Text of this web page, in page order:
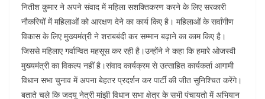
नितीश कुमार ने अपने संवाद में महिला सशक्तिकरण करने के लिए सरकारी
नौकरियों में महिलाओं को आरक्षण देने का कार्य किए है। महिलाओं के सर्वांगीण
विकास के लिए मुख्यमंत्री ने शराबबंदी कर सम्मान बढ़ाने का काम किए है।
जिससे महिलाए गर्वान्वित महसूस कर रही है।उन्होंने ने कहा कि हमारे ओजस्वी
मुख्यमंत्री का विकल्प नहीं है।संवाद कार्यक्रम से उत्साहित कार्यकर्ता आगामी
विधान सभा चुनाव में अपना बेहतर प्रदर्शन कर पार्टी की जीत सुनिश्चित करेंगे।
बताते चले कि जदयू नेत्री मांझी विधान सभा क्षेत्र के सभी पंचायतो में अभियान